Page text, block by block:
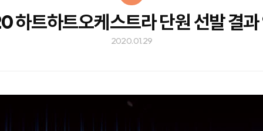
하트하트오케스트라 단원 선발 결과
2020.01.29